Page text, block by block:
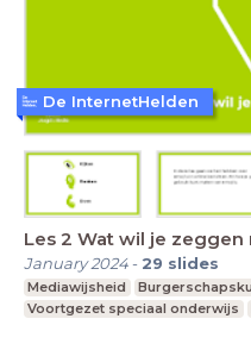
Les 2 Wat wil je
January 2024- 29 slides
Mediawijsheid
Voortgezet speciaal onderwijs
De InternetHelden